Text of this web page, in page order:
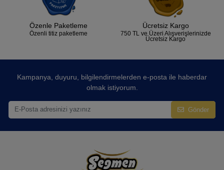
Özenle Paketleme
Özenli titiz paketleme
Ücretsiz Kargo
750 TL ve Üzeri Alışverişlerinizde
Ücretsiz Kargo
Kampanya, duyuru, bilgilendirmelerden e-posta ile haberdar
olmak istiyorum.
Gönder